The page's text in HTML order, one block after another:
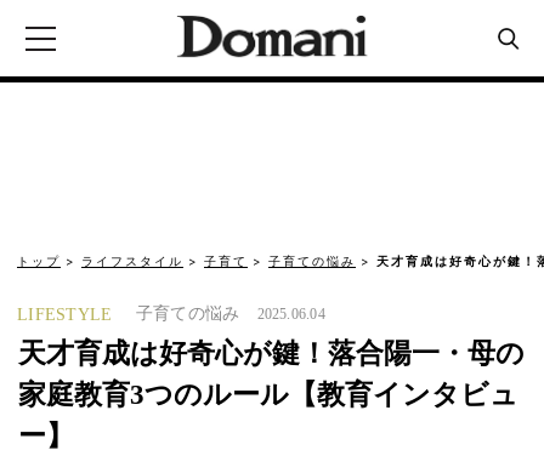
トップ ライフスタイル 子育て 子育ての悩み 天才育成は好奇心が鍵
LIFESTYLE 子育ての悩み 2025.06.04
天才育成は好奇心が鍵！落合陽一・母の
家庭教育3つのルール【教育インタビュ
ー】